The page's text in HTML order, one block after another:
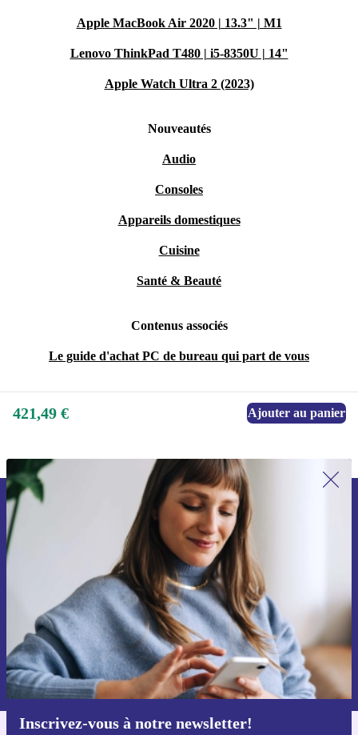
Apple MacBook Air 2020 | 13.3" | M1
Lenovo ThinkPad T480 | i5-8350U | 14"
Apple Watch Ultra 2 (2023)
Nouveautés
Audio
Consoles
Appareils domestiques
Cuisine
Santé & Beauté
Contenus associés
Le guide d'achat PC de bureau qui part de vous
421,49 € Ajouter au panier
Inscrivez-vous à notre newsletter!
Recevoir offres et infos de refurbed
par mail
Ne manquez plus aucune offre.
S'inscrire
Retrouvez les informations sur l'utilisation des données personnelles
dans notrepolitique de confidentialité.